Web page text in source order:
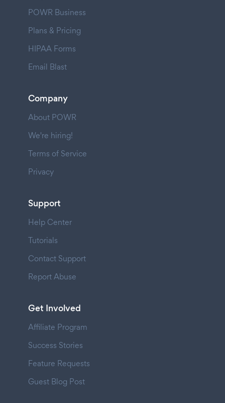
POWR Business
Plans & Pricing
HIPAA Forms
Email Blast
Company
About POWR
We're hiring!
Terms of Service
Privacy
Support
Help Center
Tutorials
Contact Support
Report Abuse
Get Involved
Affiliate Program
Success Stories
Feature Requests
Guest Blog Post